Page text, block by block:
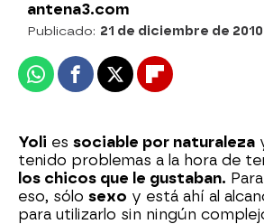
antena3.com
Publicado: 21 de diciembre de
WhatsappFacebook
X Flipboard
Yoli es sociable por naturaleza
tenido problemas a la hora de
los chicos que le gustaban.
eso, sólo sexo y está ahí al
para utilizarlo sin ningún